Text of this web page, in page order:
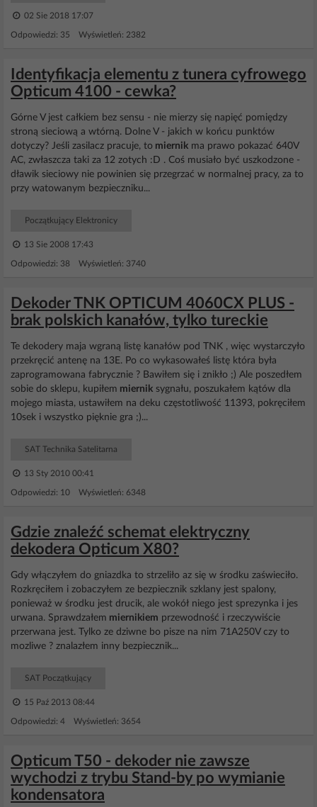
02 Sie 2018 17:07
Odpowiedzi: 35 Wyświetleń: 2382
Identyfikacja elementu z tunera cyfrowego
Opticum 4100 - cewka?
Górne V jest całkiem bez sensu - nie mierzy się napięć pomiędzy
stroną sieciową a wtórną. Dolne V - jakich w końcu punktów
dotyczy? Jeśli zasilacz pracuje, to miernik ma prawo pokazać 640V
AC, zwłaszcza taki za 12 zotych :D . Coś musiało być uszkodzone -
dławik sieciowy nie powinien się przegrzać w normalnej pracy, za to
przy watowanym bezpieczniku...
Początkujący Elektronicy
13 Sie 2008 17:43
Odpowiedzi: 38 Wyświetleń: 3740
Dekoder TNK OPTICUM 4060CX PLUS -
brak polskich kanałów, tylko tureckie
Te dekodery maja wgraną listę kanałów pod TNK , więc wystarczyło
przekręcić antenę na 13E. Po co wykasowałeś listę która była
zaprogramowana fabrycznie ? Bawiłem się i znikło ;) Ale poszedłem
sobie do sklepu, kupiłem miernik sygnału, poszukałem kątów dla
mojego miasta, ustawiłem na deku częstotliwość 11393, pokręciłem
10sek i wszystko pięknie gra ;)...
SAT Technika Satelitarna
13 Sty 2010 00:41
Odpowiedzi: 10 Wyświetleń: 6348
Gdzie znaleźć schemat elektryczny
dekodera Opticum X80?
Gdy włączyłem do gniazdka to strzeliło az się w środku zaświeciło.
Rozkręciłem i zobaczyłem ze bezpiecznik szklany jest spalony,
ponieważ w środku jest drucik, ale wokół niego jest sprezynka i jes
urwana. Sprawdzałem miernikiem przewodność i rzeczywiście
przerwana jest. Tylko ze dziwne bo pisze na nim 71A250V czy to
mozliwe ? znalazłem inny bezpiecznik...
SAT Początkujący
15 Paź 2013 08:44
Odpowiedzi: 4 Wyświetleń: 3654
Opticum T50 - dekoder nie zawsze
wychodzi z trybu Stand-by po wymianie
kondensatora